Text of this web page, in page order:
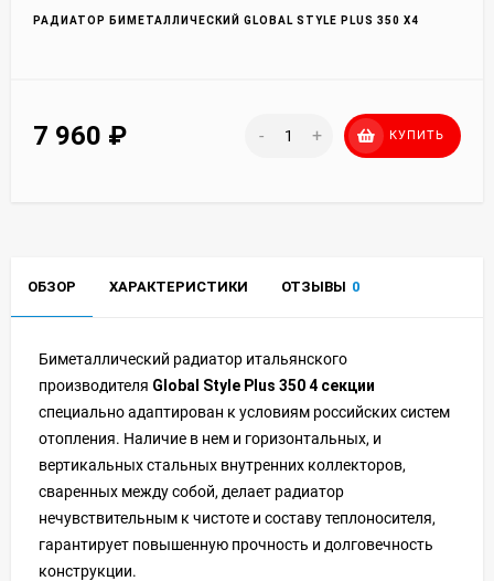
РАДИАТОР БИМЕТАЛЛИЧЕСКИЙ GLOBAL STYLE PLUS 350 X4
7 960 ₽ - + КУПИТЬ
ОБЗОР ХАРАКТЕРИСТИКИ ОТЗЫВЫ 0
Биметаллический радиатор итальянского
производителя Global Style Plus 350 4 секции
специально адаптирован к условиям российских систем
отопления. Наличие в нем и горизонтальных, и
вертикальных стальных внутренних коллекторов,
сваренных между собой, делает радиатор
нечувствительным к чистоте и составу теплоносителя,
гарантирует повышенную прочность и долговечность
конструкции.